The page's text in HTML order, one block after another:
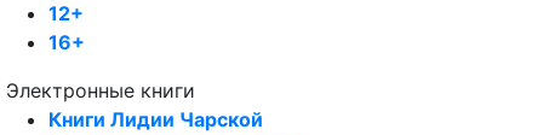
12+
16+
Электронные книги
Книги Лидии Чарской